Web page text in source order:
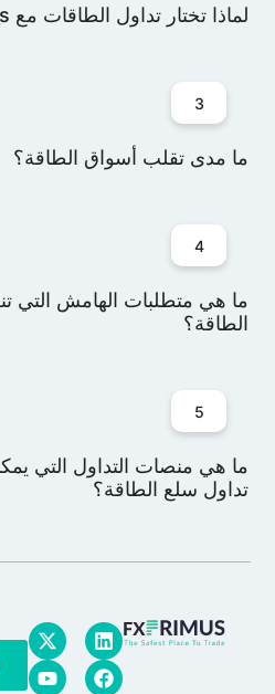
لماذا تختار تداول الطاقات مع FXPrimus؟
ما مدى تقلب أسواق الطاقة؟
ما هي متطلبات الهامش التي
الطاقة؟
ما هي منصات التداول التي
تداول سلع الطاقة؟